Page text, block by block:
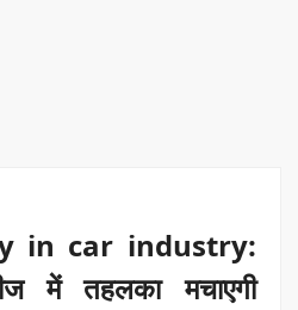
in car industry:
में तहलका मचाएगी